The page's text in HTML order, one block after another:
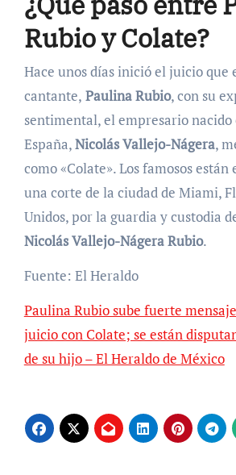
Rubio y Colate?
Hace unos días inició el juicio que
cantante, Paulina Rubio, con su
sentimental, el empresario nacido
España,Nicolás Vallejo-Nágera,
como «Colate». Los famosos están
una corte de la ciudad de Miami,
Unidos, por la guardia y custodia
Nicolás Vallejo-Nágera Rubio.
Fuente: El Heraldo
Paulina Rubio sube fuerte
juicio con Colate; se están
de su hijo – El Heraldo de México